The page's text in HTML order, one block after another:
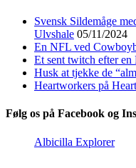
Svensk Sildemåge
Ulvshale 05/11/2024
En NFL ved
Et sent twitch efter
Husk at tjekke de
Heartworkers på
Følg os på Facebook og
Albicilla Explorer